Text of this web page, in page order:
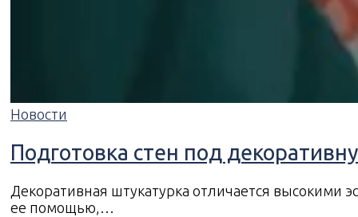
Новости
Подготовка стен под
Декоративная штукатурка отличается высокими
ее помощью,…